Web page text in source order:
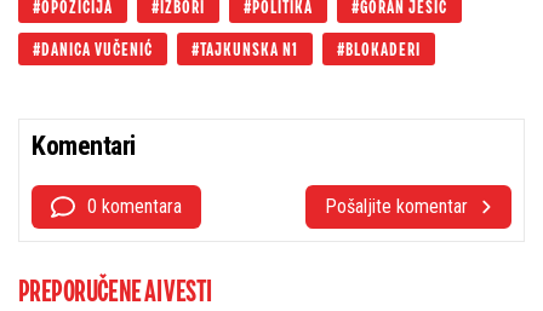
OPOZICIJA IZBORI POLITIKA GORAN JEŠIĆ
DANICA VUČENIĆ TAJKUNSKA N1 BLOKADERI
Komentari
0 komentara Pošaljite komentar
PREPORUČENE AI VESTI